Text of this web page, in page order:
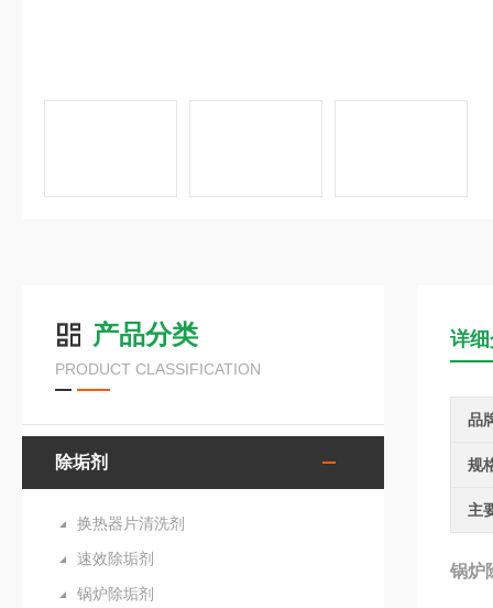
产品分类
PRODUCT CLASSIFICATION
除垢剂
换热器片清洗剂
速效除垢剂
锅炉除垢剂
详
品
规
主
锅炉